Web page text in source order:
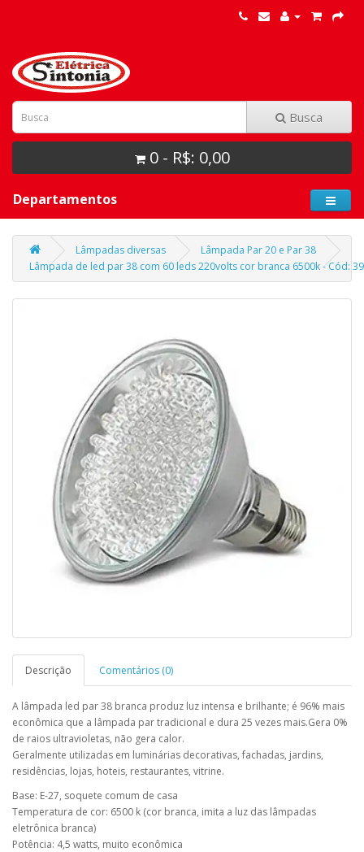
Busca
0 - R$: 0,00
Departamentos
Lâmpadas diversas
Lâmpada Par 20 e Par 38
Lâmpada de led par 38 com 60 leds 220volts cor branca 6500k - Cód:
Descrição Comentários (0)
A lâmpada led par 38 branca produz luz intensa e brilhante; é 96% mais
econômica que a lâmpada par tradicional e dura 25 vezes mais.Gera 0%
de raios ultravioletas, não gera calor.
Geralmente utilizadas em luminárias decorativas, fachadas, jardins,
residências, lojas, hoteis, restaurantes, vitrine.
Base: E-27, soquete comum de casa
Temperatura de cor: 6500 k (cor branca, imita a luz das lâmpadas
eletrônica branca)
Potência: 4,5 watts, muito econômica